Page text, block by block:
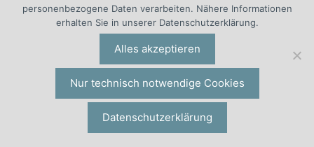
Variable Vergütung Fachbeitrag
Literatur Personalstrategie| Wer variable
Vergütung einführen oder optimieren möchte,
personenbezogene Daten verarbeiten. Nähere Informationen
erhalten Sie in unserer Datenschutzerklärung.
Alles akzeptieren
Nur technisch notwendige Cookies
Datenschutzerklärung